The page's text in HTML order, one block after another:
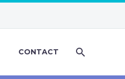
CONTACT